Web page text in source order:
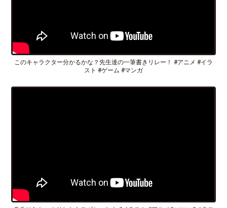
このキャラクター分かるかな？先生達の一筆書きリレー！ #アニメ #イラ
スト #ゲーム #マンガ